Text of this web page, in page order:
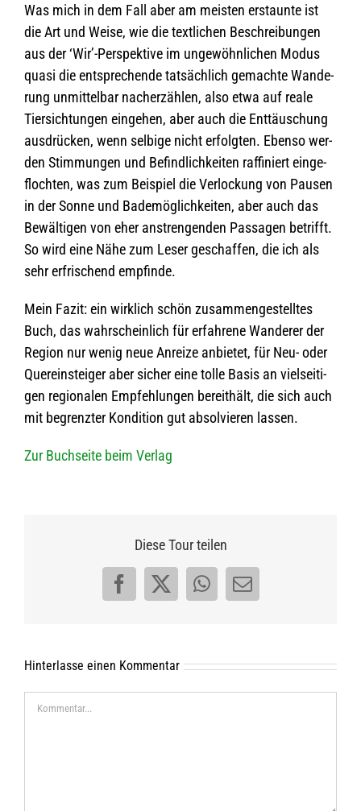
Was mich in dem Fall aber am meis­ten erstaunte ist
die Art und Weise, wie die text­li­chen Beschrei­bun­gen
aus der ‘Wir’-Perspektive im unge­wöhn­li­chen Modus
quasi die ent­spre­chende tat­säch­lich gemachte Wan­de­
rung unmit­tel­bar nach­er­zäh­len, also etwa auf reale
Tier­sich­tun­gen ein­ge­hen, aber auch die Ent­täu­schung
aus­drü­cken, wenn sel­bige nicht erfolg­ten. Ebenso wer­
den Stim­mun­gen und Befind­lich­kei­ten raf­fi­niert ein­ge­
floch­ten, was zum Bei­spiel die Ver­lo­ckung von Pau­sen
in der Sonne und Bade­mög­lich­kei­ten, aber auch das
Bewäl­ti­gen von eher anstren­gen­den Pas­sa­gen betrifft.
So wird eine Nähe zum Leser geschaf­fen, die ich als
sehr erfri­schend empfinde.
Mein Fazit: ein wirk­lich schön zusam­men­ge­stell­tes
Buch, das wahr­schein­lich für erfah­rene Wan­de­rer der
Region nur wenig neue Anreize anbie­tet, für Neu- oder
Quer­ein­stei­ger aber sicher eine tolle Basis an viel­sei­ti­
gen regio­na­len Emp­feh­lun­gen bereit­hält, die sich auch
mit begrenz­ter Kon­di­tion gut absol­vie­ren lassen.
Zur Buch­seite beim Verlag
Diese Tour teilen
Facebook
X WhatsApp
E-
Hinterlasse einen Kommentar
Kommentar